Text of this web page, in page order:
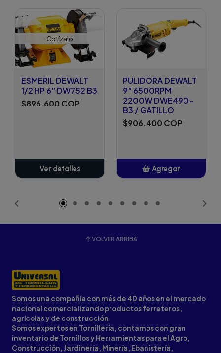
Cotízalo
ESMERIL DEWALT
1/2 HP 6" DW752 B3
$896.600 COP
Ver detalles
PULIDORA DEWALT
9" 6500RPM
2200W DWE490-
B3 / GATILLO
$906.400 COP
Agregar
VOLVER ARRIBA
Somos una compañía con más de 40 años en el mercado
nacional comercializando productos ferreteros,
agrícolas y de construcción.
Somos expertos en Tornilleria, contamos con gran
inventario de Tornillos y Herramientas para el Agro,
Construcción, Jardinería, Minería, Ebanistería,